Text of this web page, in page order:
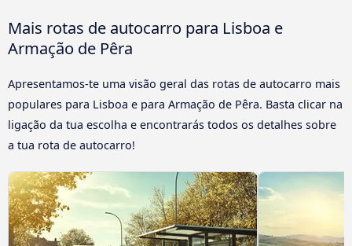
Mais rotas de autocarro para Lisboa e
Armação de Pêra
Apresentamos-te uma visão geral das rotas de autocarro mais
populares para Lisboa e para Armação de Pêra. Basta clicar na
ligação da tua escolha e encontrarás todos os detalhes sobre
a tua rota de autocarro!